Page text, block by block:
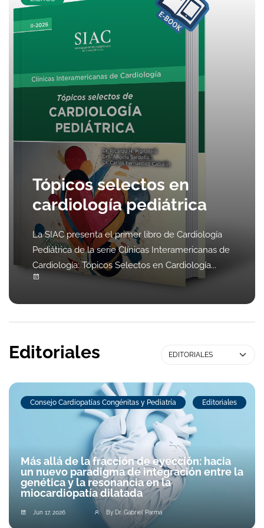
Tópicos selectos en
cardiología pediátrica
La SIAC presenta el primer libro de Cardiología
Pediátrica de la serie Clínicas Interamericanas de
Cardiología: Tópicos Selectos en Cardiología...
Editoriales
Consejo Cardiopatías Congénitas y Pediatría Editoriales
Más allá de la fracción de eyección: hacia
un nuevo paradigma de integración entre la
genética y la resonancia en la
miocardiopatía dilatada
Jun 17, 2026 By Dr. Gabriel Parma